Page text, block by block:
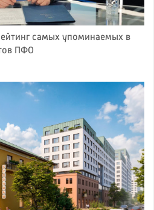
самых упоминаемых в
ПФО